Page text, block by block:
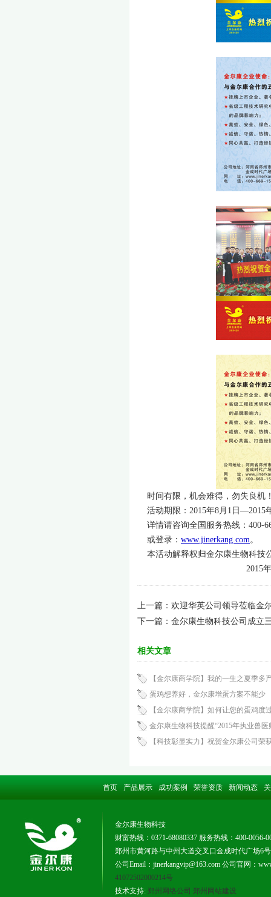
时间有限，机会难得，勿失良机
活动期限：2015年8月1日—2015
详情请咨询全国服务热线：400-
或登录： www.jinerkang.com。
本活动解释权归金尔康生物科技
2015年8月
上一篇： 欢迎华英公司领导莅临金
下一篇： 金尔康生物科技公司成立
相关文章
【金尔康商学院】我的一生之夏季多
蛋鸡想养好，金尔康增蛋方案不能少
【金尔康商学院】如何让您的蛋鸡度
金尔康生物科技提醒“2015年执业兽医
【科技彰显实力】祝贺金尔康公司荣
首页 产品展示 成功案例 荣誉资质 新闻动态
金尔康生物科技
财富热线：0371-68080337 服务热线：400-0056-
郑州市黄河路与中州大道交叉口金成时代广场6号
公司Email：jinerkangvip@163.com 公司官网：
41072502000214号
技术支持: 郑州网络公司 郑州网站建设